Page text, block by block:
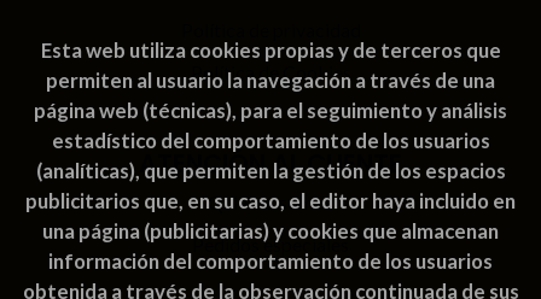
Política de Cookies
ATENCIÓN AL CLIENTE
Quiénes somos
Pedidos especiales
Esta web utiliza cookies propias y de terceros que
permiten al usuario la navegación a través de una
página web (técnicas), para el seguimiento y análisis
estadístico del comportamiento de los usuarios
(analíticas), que permiten la gestión de los espacios
publicitarios que, en su caso, el editor haya incluido en
una página (publicitarias) y cookies que almacenan
información del comportamiento de los usuarios
obtenida a través de la observación continuada de sus